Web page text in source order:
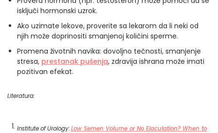
isključi hormonski uzrok.
Ako uzimate lekove, proverite sa lekarom da li neki od
njih može doprinositi smanjenoj količini sperme.
Promena životnih navika: dovoljno tečnosti, smanjenje
stresa, prestanak pušenja, zdravija ishrana može imati
pozitivan efekat.
Literatura:
Institute of Urology:Low Semen Volume or No Ejaculation? When to